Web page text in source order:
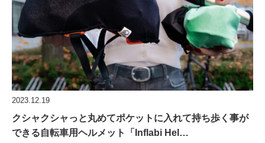
2023.12.19
クシャクシャっと丸めてポケットに入れて持ち歩く事が
できる自転車用ヘルメット「Inflabi Hel…